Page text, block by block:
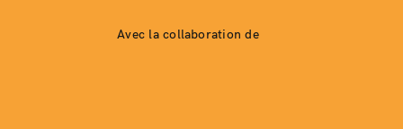
Avec la collaboration de